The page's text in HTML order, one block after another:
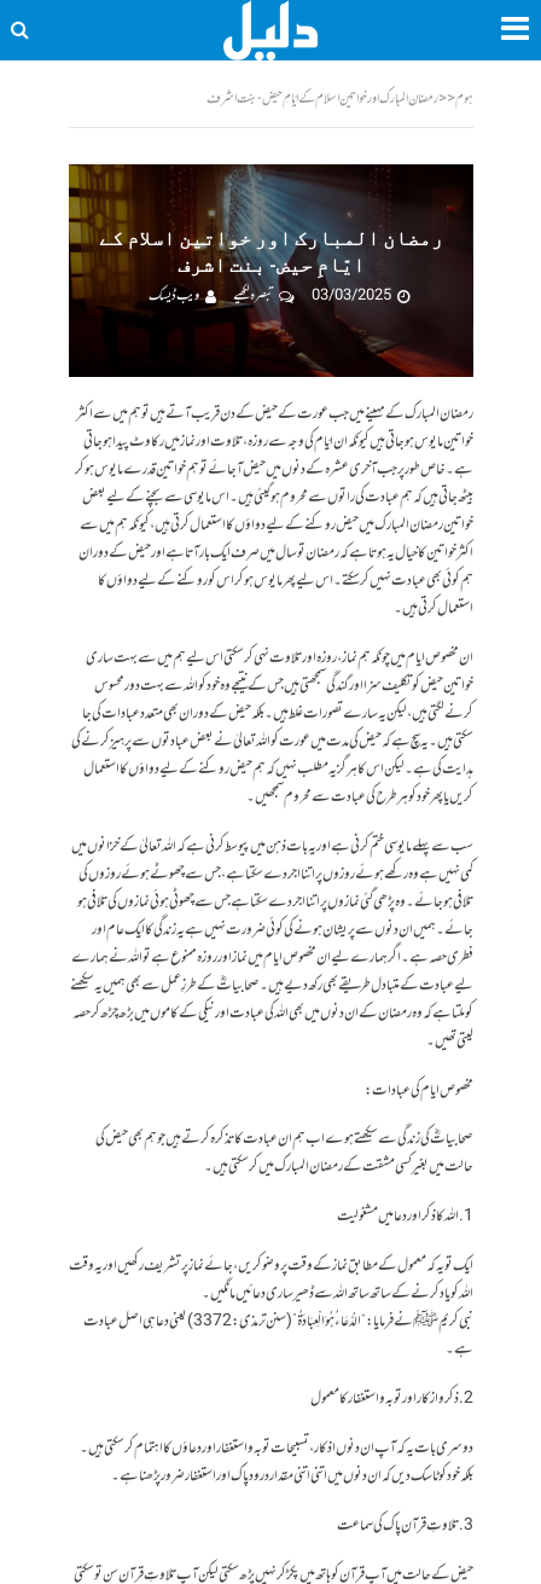
ہوم<<رمضان المبارک اور خواتین اسلام کے ایّامِ حیض- بنت اشرف
رمضان المبارک اور خواتین اسلام کے
ایّامِ حیض- بنت اشرف
03/03/2025
تبصرہ لکھیے ویب ڈیسک
رمضان المبارک کے مہینے میں جب عورت کے حیض کے دن قریب آتے ہیں تو ہم میں سے اکثر
خواتین مایوس ہو جاتی ہیں کیونکہ ان ایّام کی وجہ سے روزہ، تلاوت اور نماز میں رکاوٹ پیدا ہو جاتی
ہے۔ خاص طور پر جب آخری عشرہ کے دنوں میں حیض آ جائے تو ہم خواتین قدرے مایوس ہو کر
بیٹھ جاتی ہیں کہ ہم عبادت کی راتوں سے محروم ہو گیئی ہیں۔اس مایوسی سے بچنے کے لیے بعض
خواتین رمضان المبارک میں حیض روکنے کے لیے دواؤں کا استعمال کرتی ہیں، کیونکہ ہم میں سے
اکثر خواتین کا خیال یہ ہوتا ہے کہ رمضان تو سال میں صرف ایک بار آتا ہے اور حیض کے دوران
ہم کوئی بھی عبادت نہیں کر سکتے۔ اس لیے پھر مایوس ہو کر اس کو روکنے کے لیے دواؤں کا
استعمال کرتی ہیں۔
ان مخصوص ایام میں چونکہ ہم نماز ،روزہ اور تلاوت نہی کر سکتی اس لیے ہم میں سے بہت ساری
خواتین حیض کو تکلیف سزا اور گندگی سمجھتی ہیں جس کے نتیجے وہ خود کو اللہ سے بہت دور محسوس
کرنے لگتی ہیں، لیکن یہ سارے تصورات غلط ہیں۔ بلکہ حیض کے دوران بھی متعدد عبادات کی جا
سکتی ہیں۔ یہ سچ ہے کہ حیض کی مدت میں عورت کو اللہ تعالیٰ نے بعض عبادتوں سے پرہیز کرنے کی
ہدایت کی ہے۔ لیکن اس کا ہر گز یہ مطلب نہیں کہ ہم حیض روکنے کے لیے دواؤں کااستعمال
کریں یا پھر خود کو ہر طرح کی عبادت سے محروم سمجھیں۔
سب سے پہلے مایوسی ختم کرنی ہے اور یہ بات ذہن میں پیوسط کرنی ہے کہ اللہ تعالیٰ کے خزانوں میں
کمی نہیں ہے وہ رکھے ہوئے روزوں پر اتنا اجر دے سکتا ہے، جس سے چھوٹے ہوئے روزوں کی
تلافی ہو جائے۔ وہ پڑھی گئی نمازوں پر اتنا اجر دے سکتا ہے جس سے چھوٹی ہوئی نمازوں کی تلافی ہو
جائے۔ ہمیں ان دنوں سے پریشان ہونے کی کوئی ضرورت نہیں ہے یہ زندگی کا ایک عام اور
فطری حصہ ہے۔اگر ہمارے لیے ان مخصوص ایام میں نماز اور روزہ ممنوع ہے تو اللہ نے ہمارے
لیے عبادت کے متبادل طریقے بھی رکھ دیے ہیں۔صحابیاتؓ کے طرزِ عمل سے بھی ہمیں یہ سیکھنے
کو ملتا ہے کہ وہ رمضان کے ان دنوں میں بھی اللہ کی عبادت اور نیکی کے کاموں میں بڑھ چڑھ کر حصہ
لیتی تھیں۔
مخصوص ایام کی عبادات:
صحابیاتؓ کی زندگی سے سیکھتے ہوے اب ہم ان عبادت کا تذکرہ کرتے ہیں جو ہم بھی حیض کی
حالت میں بغیر کسی مشقت کے رمضان المبارک میں کر سکتی ہیں۔
1. اللہ کا ذکر اور دعا میں مشغولیت
ایک تو یہ کہ معمول کے مطابق نماز کے وقت پر وضو کریں، جائے نماز پر تشریف رکھیں اور یہ وقت
اللہ کو یاد کرنے کے ساتھ ساتھ اللہ سے ڈھیر ساری دعائیں مانگیں۔
نبی کریم ﷺ نے فرمایا: “الدُّعَاءُ هُوَ الْعِبَادَةُ” (سنن ترمذی: 3372) یعنی دعا ہی اصل عبادت
ہے۔
2. ذکر و ازکار اور توبہ و استغفار کا معمول
دوسری بات یہ کہ آپ ان دنوں اذکار، تسبیحات توبہ و استغفار اور دعاؤں کا اہتمام کر سکتی ہیں۔
بلکہ خود کو ٹاسک دیں کہ ان دنوں میں اتنی اتنی مقدار درود پاک اور استغفار ضرور پڑھنا ہے۔
3. تلاوتِ قرآن پاک کی سماعت
حیض کے حالت میں آپ قرآن کو ہاتھ میں پکڑ کر نہیں پڑھ سکتی لیکن آپ تلاوتِ قرآن سن تو سکتی